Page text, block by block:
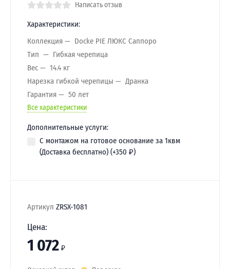
Написать отзыв
Характеристики:
Коллекция
Docke PIE ЛЮКС Саппоро
Тип
Гибкая черепица
Вес
14.4 кг
Нарезка гибкой черепицы
Дранка
Гарантия
50 лет
Все характеристики
Дополнительные услуги:
С монтажом на готовое основание за 1квм
(Доставка бесплатно) (+350 ₽)
Артикул ZRSX-1081
Цена:
1 072 ₽